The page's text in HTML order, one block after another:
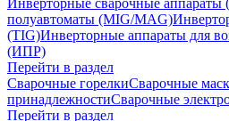
Инверторные сварочные
полуавтоматы (MIG/MAG)
(TIG)Инверторные аппараты для
(ИПР)
Перейти в раздел
Сварочные горелкиСварочные
принадлежностиСварочные
Перейти в раздел